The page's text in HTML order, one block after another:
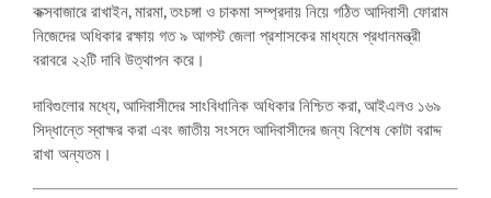
কক্সবাজারে রাখাইন, মারমা, তংচঙ্গা ও চাকমা সম্প্রদায় নিয়ে গঠিত আদিবাসী ফোরাম
নিজেদের অধিকার রক্ষায় গত ৯ আগস্ট জেলা প্রশাসকের মাধ্যমে প্রধানমন্ত্রী
বরাবরে ২২টি দাবি উত্থাপন করে।
দাবিগুলোর মধ্যে, আদিবাসীদের সাংবিধানিক অধিকার নিশ্চিত করা, আইএলও ১৬৯
সিদ্ধান্তে স্বাক্ষর করা এবং জাতীয় সংসদে আদিবাসীদের জন্য বিশেষ কোটা বরাদ্দ
রাখা অন্যতম।